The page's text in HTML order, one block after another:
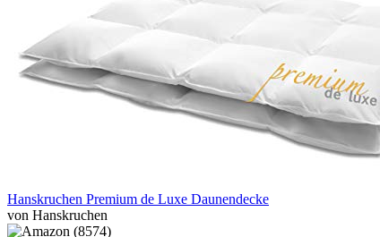
Hanskruchen Premium de Luxe Daunendecke
von Hanskruchen